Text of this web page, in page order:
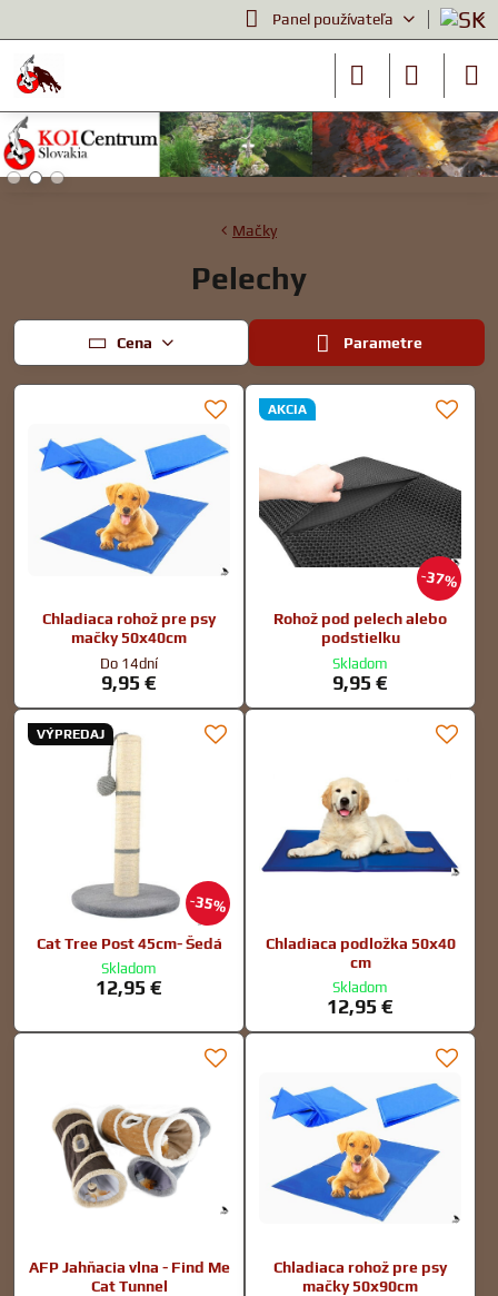
Panel používateľa
Mačky
Pelechy
Cena Parametre
Chladiaca rohož pre psy
mačky 50x40cm
Do 14dní
9,95 €
37%
AKCIA
Rohož pod pelech alebo
podstielku
Skladom
9,95 €
35%
VÝPREDAJ
Cat Tree Post 45cm- Šedá
Skladom
12,95 €
Chladiaca podložka 50x40
cm
Skladom
12,95 €
AFP Jahňacia vlna - Find Me
Cat Tunnel
Chladiaca rohož pre psy
mačky 50x90cm